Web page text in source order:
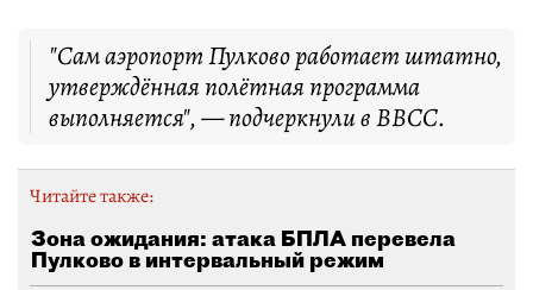
"Сам аэропорт Пулково работает штатно,
утверждённая полётная программа
выполняется", — подчеркнули в ВВСС.
Читайте также:
Зона ожидания: атака БПЛА перевела
Пулково в интервальный режим